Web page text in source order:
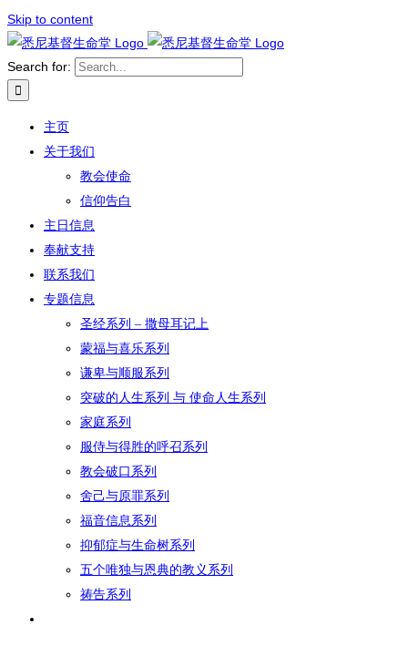
Skip to content
Search for:
主页
关于我们
教会使命
信仰告白
主日信息
奉献支持
联系我们
专题信息
圣经系列 – 撒母耳记上
蒙福与喜乐系列
谦卑与顺服系列
突破的人生系列 与 使命人生系列
家庭系列
服侍与得胜的呼召系列
教会破口系列
舍己与原罪系列
福音信息系列
抑郁症与生命树系列
五个唯独与恩典的教义系列
祷告系列